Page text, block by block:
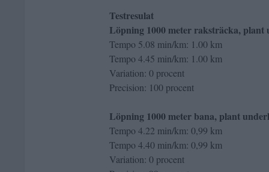
Testresulat
Löpning 1000 meter raksträcka, plant
Tempo 5.08 min/km: 1.00 km
Tempo 4.45 min/km: 1.00 km
Variation: 0 procent
Precision: 100 procent
Löpning 1000 meter bana, plant
Tempo 4.22 min/km: 0,99 km
Tempo 4.40 min/km: 0,99 km
Variation: 0 procent